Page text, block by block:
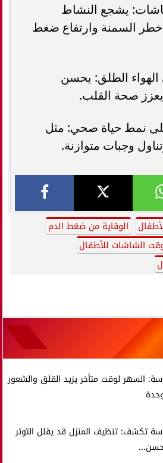
يشجع النشاط
السمنة وارتفاع ضغط
الهواء الطلق: يحسن
ويعزز صحة القلب.
نمط حياة صحي: مثل
وجبات متوازنة.
الوقاية من ضغط الدم
الشاشات للأطفال
السهر لوقت متأخر يزيد القلق والشعور
تكشف: تنظيف المنزل قد يقلل التوتر